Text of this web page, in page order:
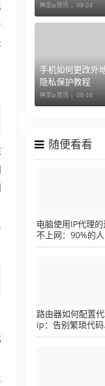
神龙ip资讯 ， 09-24
手机如何更改外
隐私保护教程
神龙ip资讯 ， 06-16
随便看看
电脑使用IP代理
不上网：90%的人
过这个坑，一招
路由器如何配置
ip：告别繁琐代码
详解底层配置逻辑